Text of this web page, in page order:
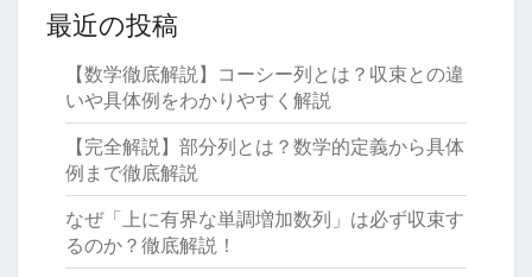
最近の投稿
【数学徹底解説】コーシー列とは？収束との違
いや具体例をわかりやすく解説
【完全解説】部分列とは？数学的定義から具体
例まで徹底解説
なぜ「上に有界な単調増加数列」は必ず収束す
るのか？徹底解説！